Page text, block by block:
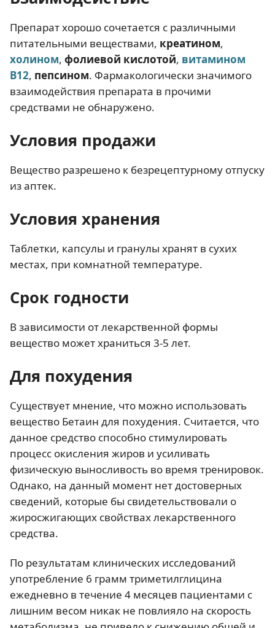
Препарат хорошо сочетается с различными
питательными веществами, креатином,
холином, фолиевой кислотой, витамином
В12, пепсином. Фармакологически значимого
взаимодействия препарата в прочими
средствами не обнаружено.
Условия продажи
Вещество разрешено к безрецептурному отпуску
из аптек.
Условия хранения
Таблетки, капсулы и гранулы хранят в сухих
местах, при комнатной температуре.
Срок годности
В зависимости от лекарственной формы
вещество может храниться 3-5 лет.
Для похудения
Существует мнение, что можно использовать
вещество Бетаин для похудения. Считается, что
данное средство способно стимулировать
процесс окисления жиров и усиливать
физическую выносливость во время тренировок.
Однако, на данный момент нет достоверных
сведений, которые бы свидетельствовали о
жиросжигающих свойствах лекарственного
средства.
По результатам клинических исследований
употребление 6 грамм триметилглицина
ежедневно в течение 4 месяцев пациентами с
лишним весом никак не повлияло на скорость